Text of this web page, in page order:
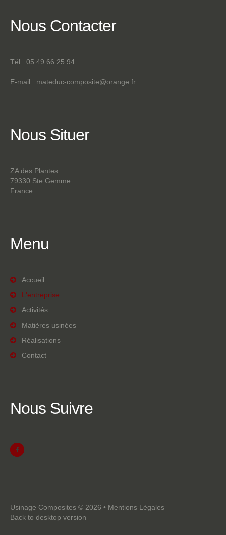
Nous Contacter
Tél : 05.49.66.25.94
E-mail : mateduc-composite@orange.fr
Nous Situer
ZA des Plantes
79330 Ste Gemme
France
Menu
Accueil
L'entreprise
Activités
Matières usinées
Réalisations
Contact
Nous Suivre
Usinage Composites © 2026 • Mentions Légales
Back to desktop version